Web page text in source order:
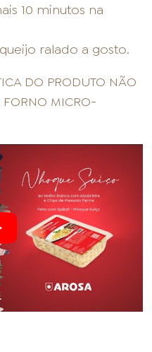
10 minutos na
ralado a gosto.
DO PRODUTO NÃO
FORNO MICRO-